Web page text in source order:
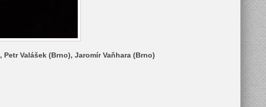
Valášek (Brno), Jaromír Vaňhara (Brno)